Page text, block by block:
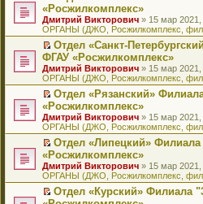
н
ю
о
б
щ
е
н
и
ю
н
м
у
с
о
о
б
щ
е
н
ю
ч
т
а
н
н
о
м
у
с
о
б
щ
е
н
ю
н
п
р
о
ч
и
т
а
н
н
м
у
с
о
б
щ
е
н
р
о
м
у
н
е
п
р
о
ч
т
а
н
н
м
у
с
о
т
к
п
е
р
в
о
м
у
н
п
р
о
ч
т
а
н
н
П
р
е
й
т
и
к
п
е
р
о
м
у
н
п
р
о
ч
«Росжилкомплекс»
Дмитрий Викторович » 15 мар
ОРГАНЫ (ДЖО, Росжилкомплекс,
П
е
р
е
й
т
к
п
е
р
о
м
у
н
Отдел «Санкт-
ФГАУ «Росжилкомплекс»
Дмитрий Викторович » 15 мар
ОРГАНЫ (ДЖО, Росжилкомплекс,
П
р
е
й
т
к
п
е
р
Отдел «Рязанский»
«Росжилкомплекс»
Дмитрий Викторович » 15 мар
ОРГАНЫ (ДЖО, Росжилкомплекс,
П
р
е
й
т
Отдел «Липецкий»
«Росжилкомплекс»
Дмитрий Викторович » 15 мар
ОРГАНЫ (ДЖО, Росжилкомплекс,
П
Отдел «Курский» Филиала